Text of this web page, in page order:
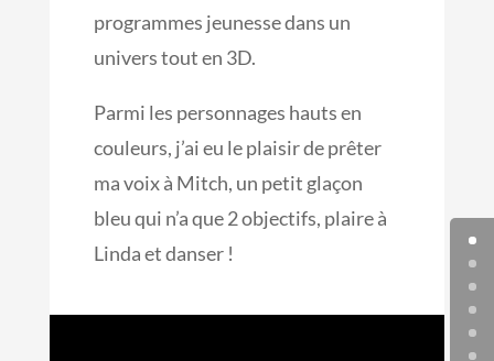
programmes jeunesse dans un
univers tout en 3D.
Parmi les personnages hauts en
couleurs, j’ai eu le plaisir de prêter
ma voix à Mitch, un petit glaçon
bleu qui n’a que 2 objectifs, plaire à
Linda et danser !